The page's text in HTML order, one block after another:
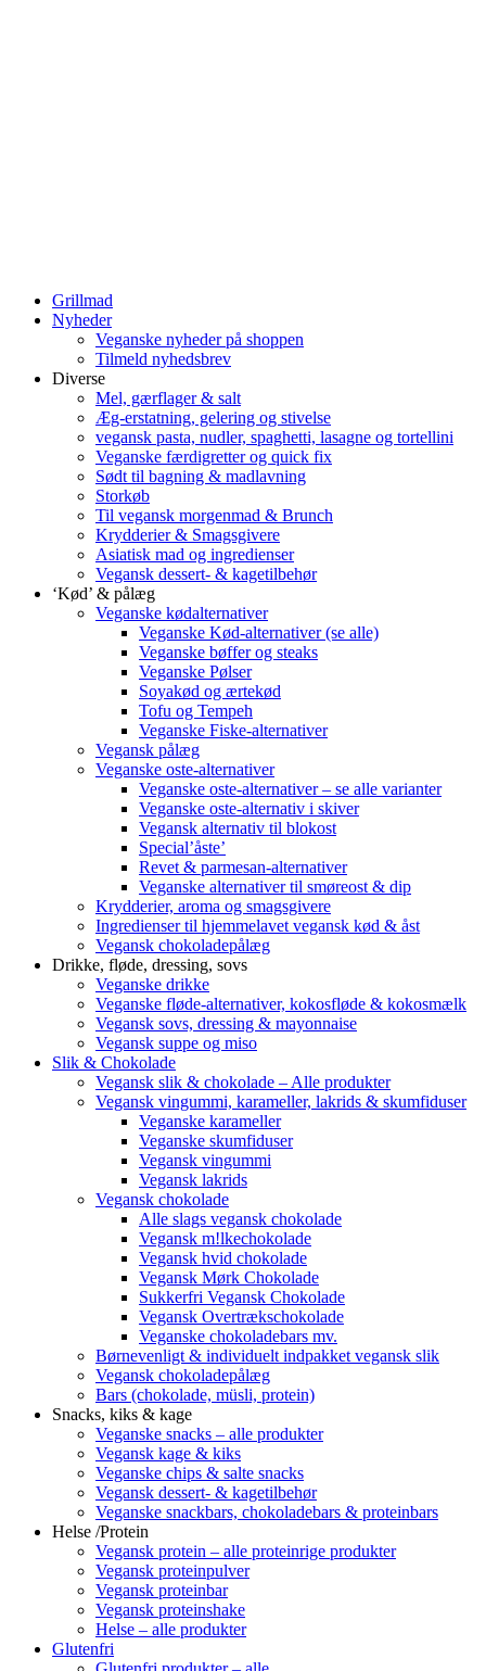
Grillmad
Nyheder
Veganske nyheder på shoppen
Tilmeld nyhedsbrev
Diverse
Mel, gærflager & salt
Æg-erstatning, gelering og stivelse
vegansk pasta, nudler, spaghetti, lasagne og tortellini
Veganske færdigretter og quick fix
Sødt til bagning & madlavning
Storkøb
Til vegansk morgenmad & Brunch
Krydderier & Smagsgivere
Asiatisk mad og ingredienser
Vegansk dessert- & kagetilbehør
‘Kød’ & pålæg
Veganske kødalternativer
Veganske Kød-alternativer (se alle)
Veganske bøffer og steaks
Veganske Pølser
Soyakød og ærtekød
Tofu og Tempeh
Veganske Fiske-alternativer
Vegansk pålæg
Veganske oste-alternativer
Veganske oste-alternativer – se alle varianter
Veganske oste-alternativ i skiver
Vegansk alternativ til blokost
Special’åste’
Revet & parmesan-alternativer
Veganske alternativer til smøreost & dip
Krydderier, aroma og smagsgivere
Ingredienser til hjemmelavet vegansk kød & åst
Vegansk chokoladepålæg
Drikke, fløde, dressing, sovs
Veganske drikke
Veganske fløde-alternativer, kokosfløde & kokosmælk
Vegansk sovs, dressing & mayonnaise
Vegansk suppe og miso
Slik & Chokolade
Vegansk slik & chokolade – Alle produkter
Vegansk vingummi, karameller, lakrids & skumfiduser
Veganske karameller
Veganske skumfiduser
Vegansk vingummi
Vegansk lakrids
Vegansk chokolade
Alle slags vegansk chokolade
Vegansk m!lkechokolade
Vegansk hvid chokolade
Vegansk Mørk Chokolade
Sukkerfri Vegansk Chokolade
Vegansk Overtrækschokolade
Veganske chokoladebars mv.
Børnevenligt & individuelt indpakket vegansk slik
Vegansk chokoladepålæg
Bars (chokolade, müsli, protein)
Snacks, kiks & kage
Veganske snacks – alle produkter
Vegansk kage & kiks
Veganske chips & salte snacks
Vegansk dessert- & kagetilbehør
Veganske snackbars, chokoladebars & proteinbars
Helse /Protein
Vegansk protein – alle proteinrige produkter
Vegansk proteinpulver
Vegansk proteinbar
Vegansk proteinshake
Helse – alle produkter
Glutenfri